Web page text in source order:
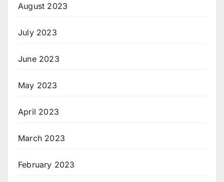
August 2023
July 2023
June 2023
May 2023
April 2023
March 2023
February 2023